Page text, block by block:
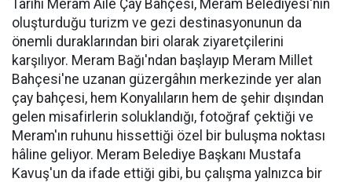
Tarihi Meram Aile Çay Bahçesi, Meram Belediyesi'nin
oluşturduğu turizm ve gezi destinasyonunun da
önemli duraklarından biri olarak ziyaretçilerini
karşılıyor. Meram Bağı'ndan başlayıp Meram Millet
Bahçesi'ne uzanan güzergâhın merkezinde yer alan
çay bahçesi, hem Konyalıların hem de şehir dışından
gelen misafirlerin soluklandığı, fotoğraf çektiği ve
Meram'ın ruhunu hissettiği özel bir buluşma noktası
hâline geliyor. Meram Belediye Başkanı Mustafa
Kavuş'un da ifade ettiği gibi, bu çalışma yalnızca bir